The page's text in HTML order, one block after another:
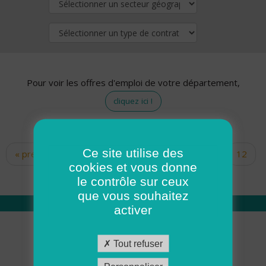
Pour voir les offres d'emploi de votre département,
cliquez ici !
Pages
« premier ‹ précédent … 10
12
14 15 16 17
Qui sommes nous
Académie ADMR
Ce site utilise des
cookies et vous donne
le contrôle sur ceux
que vous souhaitez
activer
Tout refuser